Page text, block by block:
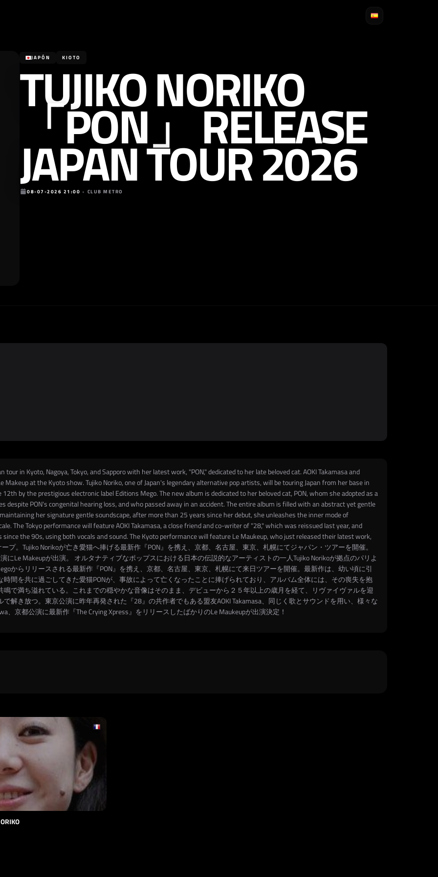
JAPÓN KIOTO
TUJIKO NORIKO
「PON」 RELEASE
JAPAN TOUR 2026
08-07-2026 21:00 • CLUB METRO
tour in Kyoto, Nagoya, Tokyo, and Sapporo with her latest work, "PON," dedicated to her late beloved cat. AOKI Takamasa and
at the Kyoto show. Tujiko Noriko, one of Japan's legendary alternative pop artists, will be touring Japan from her base in
by the prestigious electronic label Editions Mego. The new album is dedicated to her beloved cat, PON, whom she adopted as a
PON's congenital hearing loss, and who passed away in an accident. The entire album is filled with an abstract yet gentle
her signature gentle soundscape, after more than 25 years since her debut, she unleashes the inner mode of
The Tokyo performance will feature AOKI Takamasa, a close friend and co-writer of "28," which was reissued last year, and
the 90s, using both vocals and sound. The Kyoto performance will feature Le Maukeup, who just released their latest work,
プ。Tujiko Norikoが亡き愛猫へ捧げる最新作『PON』を携え、京都、名古屋、東京、札幌にてジャパン・ツアーを開催。
にLe Makeupが出演。 オルタナティブなポップスにおける日本の伝説的なアーティストの一人Tujiko Norikoが拠点のパリよ
からリリースされる最新作『PON』を携え、京都、名古屋、東京、札幌にて来日ツアーを開催。最新作は、幼い頃に引
間を共に過ごしてきた愛猫PONが、事故によって亡くなったことに捧げられており、アルバム全体には、その喪失を抱
で満ち溢れている。これまでの穏やかな音像はそのまま、デビューから２５年以上の歳月を経て、リヴァイヴァルを迎
解き放つ。東京公演に昨年再発された『28』の共作者でもある盟友AOKI Takamasa、同じく歌とサウンドを用い、様々な
、京都公演に最新作『The Crying Xpress』をリリースしたばかりのLe Maukeupが出演決定！